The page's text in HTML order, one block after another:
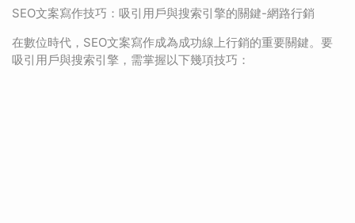
SEO文案寫作技巧：吸引用戶與搜索引擎的關鍵-網路行銷
在數位時代，SEO文案寫作成為成功線上行銷的重要關鍵。要
吸引用戶與搜索引擎，需掌握以下幾項技巧：